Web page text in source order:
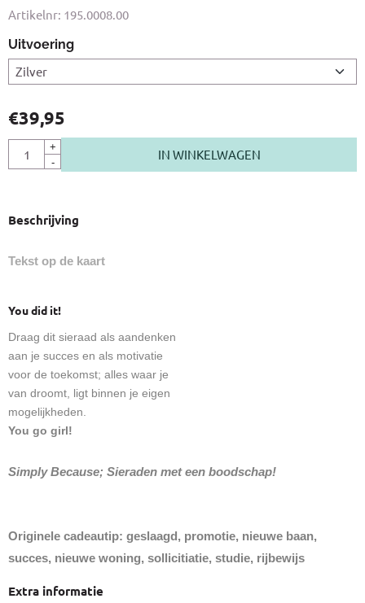
Artikelnr: 195.0008.00
Uitvoering
€39,95
+
-
IN WINKELWAGEN
Beschrijving
Tekst op de kaart
You did it!
Draag dit sieraad als aandenken
aan je succes en als motivatie
voor de toekomst; alles waar je
van droomt, ligt binnen je eigen
mogelijkheden.
You go girl!
Simply Because; Sieraden met een boodschap!
Originele cadeautip: geslaagd, promotie, nieuwe baan,
succes, nieuwe woning, sollicitiatie, studie, rijbewijs
Extra informatie